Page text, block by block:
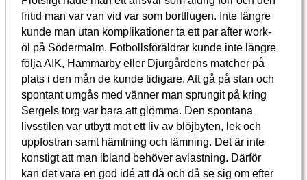
fritid man var van vid var som bortflugen. Inte längre
kunde man utan komplikationer ta ett par after work-
öl på Södermalm. Fotbollsföräldrar kunde inte längre
följa AIK, Hammarby eller Djurgårdens matcher på
plats i den mån de kunde tidigare. Att gå på stan och
spontant umgås med vänner man sprungit på kring
Sergels torg var bara att glömma. Den spontana
livsstilen var utbytt mot ett liv av blöjbyten, lek och
uppfostran samt hämtning och lämning. Det är inte
konstigt att man ibland behöver avlastning. Därför
kan det vara en god idé att då och då se sig om efter